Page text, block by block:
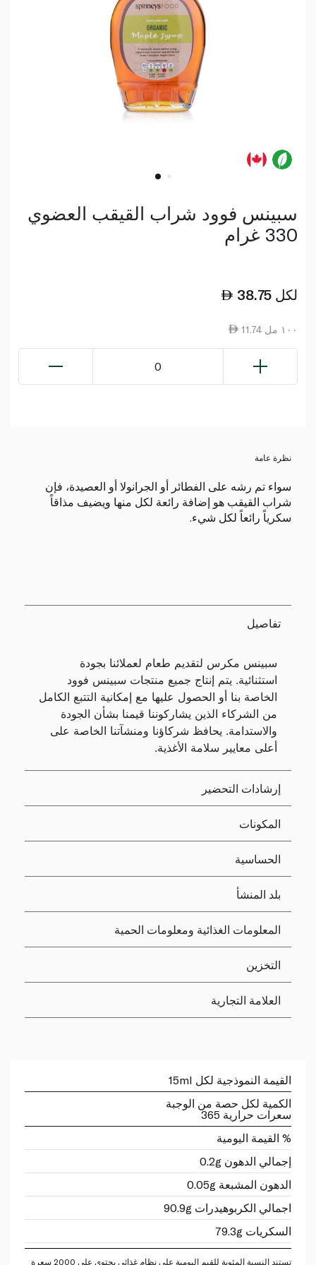
سبينس فوود شراب القيقب العضوي
330 غرام
38.75 لكل
11.74 ١٠٠ مل
0
نظرة عامة
سواء تم رشه على الفطائر أو الجرانولا أو العصيدة، فإن
شراب القيقب هو إضافة رائعة لكل منها ويضيف مذاقاً
سكرياً رائعاً لكل شيء.
تفاصيل
سبينس مكرس لتقديم طعام لعملائنا بجودة
استثنائية. يتم إنتاج جميع منتجات سبينس فوود
الخاصة بنا أو الحصول عليها مع إمكانية التتبع الكامل
من الشركاء الذين يشاركوننا قيمنا بشأن الجودة
والاستدامة. يحافظ شركاؤنا ومنشآتنا الخاصة على
أعلى معايير سلامة الأغذية.
إرشادات التحضير
المكونات
الحساسية
بلد المنشأ
المعلومات الغذائية ومعلومات الحمية
التخزين
العلامة التجارية
القيمة النموذجية لكل 15ml
الكمية لكل حصة من الوجبة
سعرات حرارية 365
% القيمة اليومية
إجمالي الدهون 0.2g
الدهون المشبعة 0.05g
اجمالي الكربوهيدرات 90.9g
السكريات 79.3g
تستند النسبة المئوية للقيم اليومية على نظام غذائي يحتوي على 2000 سعرة